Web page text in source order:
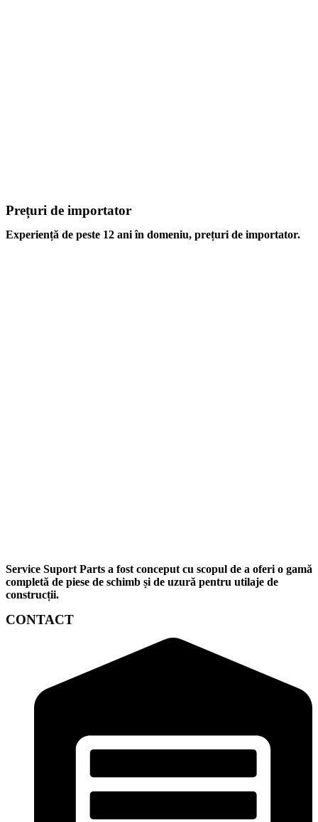
Prețuri de importator
Experiență de peste 12 ani în domeniu, prețuri de importator.
Service Suport Parts a fost conceput cu scopul de a oferi o gamă
completă de piese de schimb și de uzură pentru utilaje de
construcții.
CONTACT